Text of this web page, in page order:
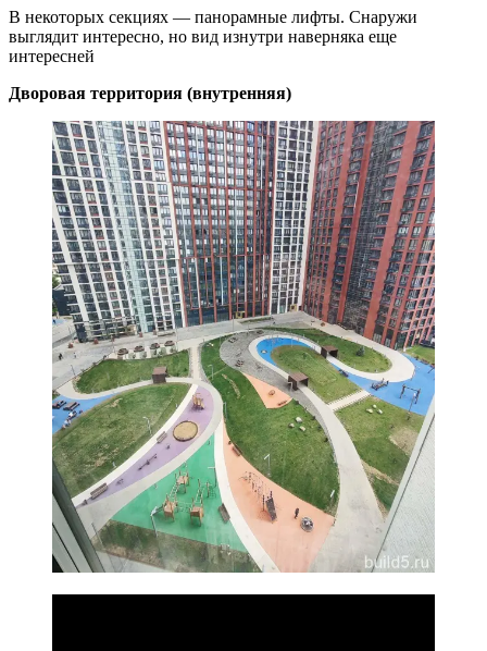
В некоторых секциях — панорамные лифты. Снаружи
выглядит интересно, но вид изнутри наверняка еще
интересней
Дворовая территория (внутренняя)